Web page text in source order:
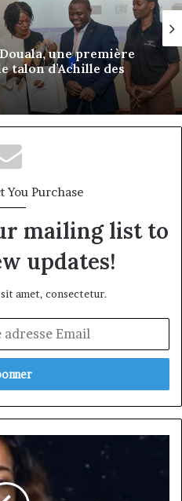
: trois jours pour
à se connaître,
leur avenir
You Purchase
mailing list to
updates!
amet, consectetur.